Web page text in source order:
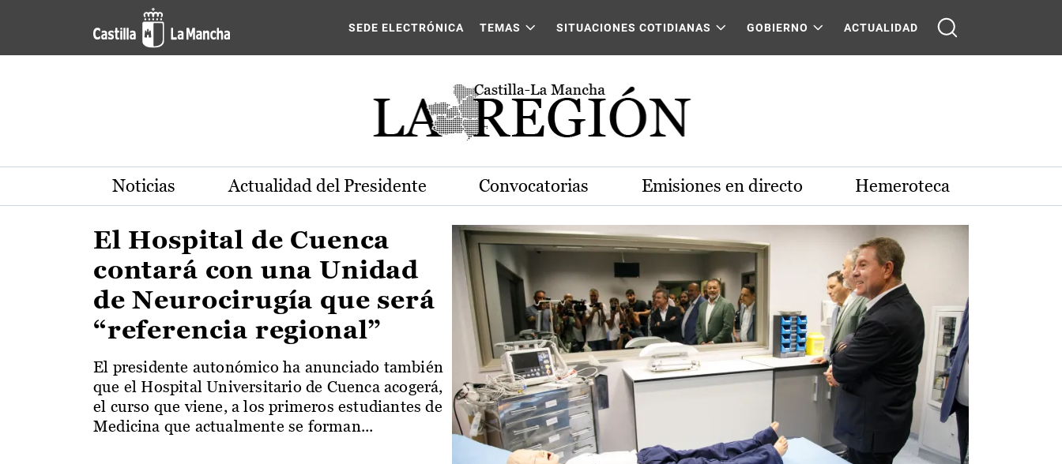
Pasar al contenido principal
Actualidad de la región de Castilla-La Mancha
SEDE ELECTRÓNICA TEMAS SITUACIONES COTIDIANAS GOBIERNO ACTUALIDAD
Noticias Actualidad del Presidente Convocatorias Emisiones en directo Hemeroteca
El Hospital de Cuenca
contará con una Unidad
de Neurocirugía que será
“referencia regional”
El presidente autonómico ha anunciado también
que el Hospital Universitario de Cuenca acogerá,
el curso que viene, a los primeros estudiantes de
Medicina que actualmente se forman...